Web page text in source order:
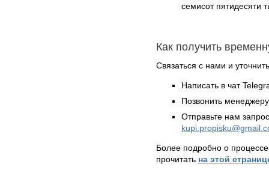
семисот пятидесяти
Как получить
Связаться с нами и
Написать в чат
Позвонить
Отправьте нам
Более подробно о
прочитать на этой